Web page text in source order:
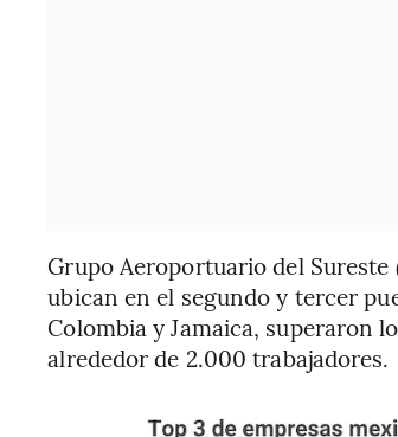
Grupo Aeroportuario del
ubican en el segundo y tercer
Colombia y Jamaica, superaron
alrededor de 2.000 trabajadores.